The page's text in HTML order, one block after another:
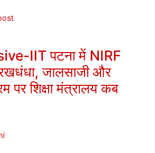
IIT पटना में NIRF
जालसाजी और
पर शिक्षा मंत्रालय कब